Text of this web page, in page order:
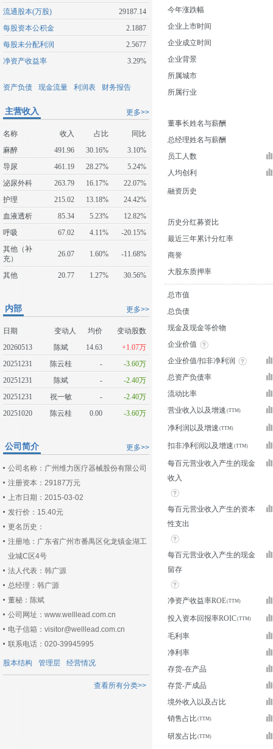
流通股本(万股)
29187.14
每股资本公积金
2.1887
每股未分配利润
2.5677
净资产收益率
3.29%
资产负债 现金流量 利润表 财务报告
更多>>
主营收入
名称 收入 占比
同比
麻醉
491.96 30.16%
3.10%
导尿
461.19 28.27%
5.24%
泌尿外科
263.79 16.17%
22.07%
护理
215.02 13.18%
24.42%
血液透析
85.34 5.23%
12.82%
呼吸
67.02 4.11%
-20.15%
其他（补
充）
26.07 1.60% -11.68%
其他 20.77 1.27% 30.56%
更多>>
内部
日期 变动人 均价
变动股数
20260513
陈斌 14.63
+1.07万
20251231
陈云桂 -
-3.60万
20251231
陈斌 -
-2.40万
20251231
祝一敏 -
-2.40万
20251020
陈云桂 0.00 -3.60万
更多>>
公司简介
公司名称：广州维力医疗器械股份有限公司
注册资本：29187万元
上市日期：2015-03-02
发行价：15.40元
更名历史：
注册地：广东省广州市番禺区化龙镇金湖工
业城C区4号
法人代表：韩广源
总经理：韩广源
董秘：陈斌
公司网址：www.welllead.com.cn
电子信箱：visitor@welllead.com.cn
联系电话：020-39945995
股本结构 管理层 经营情况
查看所有分类>>
今年涨跌幅
企业上市时间
企业成立时间
企业背景
所属城市
所属行业
董事长姓名与薪酬
总经理姓名与薪酬
员工人数
人均创利
融资历史
历史分红募资比
最近三年累计分红率
商誉
大股东质押率
总市值
总负债
现金及现金等价物
企业价值
企业价值/扣非净利润
总资产负债率
流动比率
营业收入以及增速
净利润以及增速
扣非净利润以及增速
每百元营业收入产生的现金
收入
每百元营业收入产生的资本
性支出
每百元营业收入产生的现金
留存
净资产收益率ROE
投入资本回报率ROIC
毛利率
净利率
存货-在产品
存货-产成品
境外收入以及占比
销售占比
研发占比